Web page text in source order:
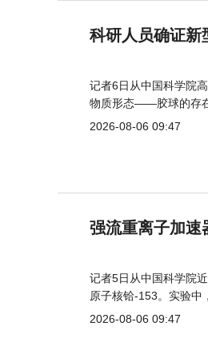
科研人员确证新
记者6日从中国科学院
物质形态——胶球的存
2026-08-06 09:47
强流重离子加速
记者5日从中国科学院
原子核铪-153。实验中
2026-08-06 09:47